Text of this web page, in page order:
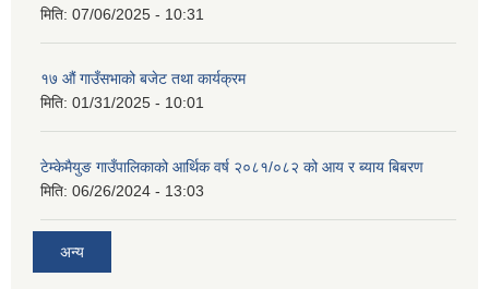
मिति: 07/06/2025 - 10:31
१७ औं गाउँसभाको बजेट तथा कार्यक्रम
मिति: 01/31/2025 - 10:01
टेम्केमैयुङ गाउँपालिकाको आर्थिक वर्ष २०८१/०८२ को आय र ब्याय बिबरण
मिति: 06/26/2024 - 13:03
अन्य